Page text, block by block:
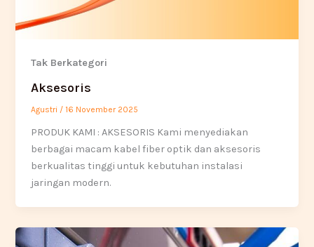
Tak Berkategori
Aksesoris
Agustri /16 November 2025
PRODUK KAMI : AKSESORIS Kami menyediakan
berbagai macam kabel fiber optik dan aksesoris
berkualitas tinggi untuk kebutuhan instalasi
jaringan modern.